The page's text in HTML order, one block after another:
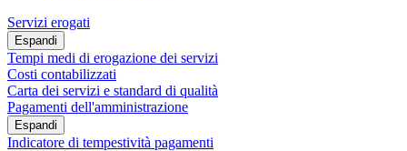
Servizi erogati
Espandi
Tempi medi di erogazione dei servizi
Costi contabilizzati
Carta dei servizi e standard di qualità
Pagamenti dell'amministrazione
Espandi
Indicatore di tempestività pagamenti